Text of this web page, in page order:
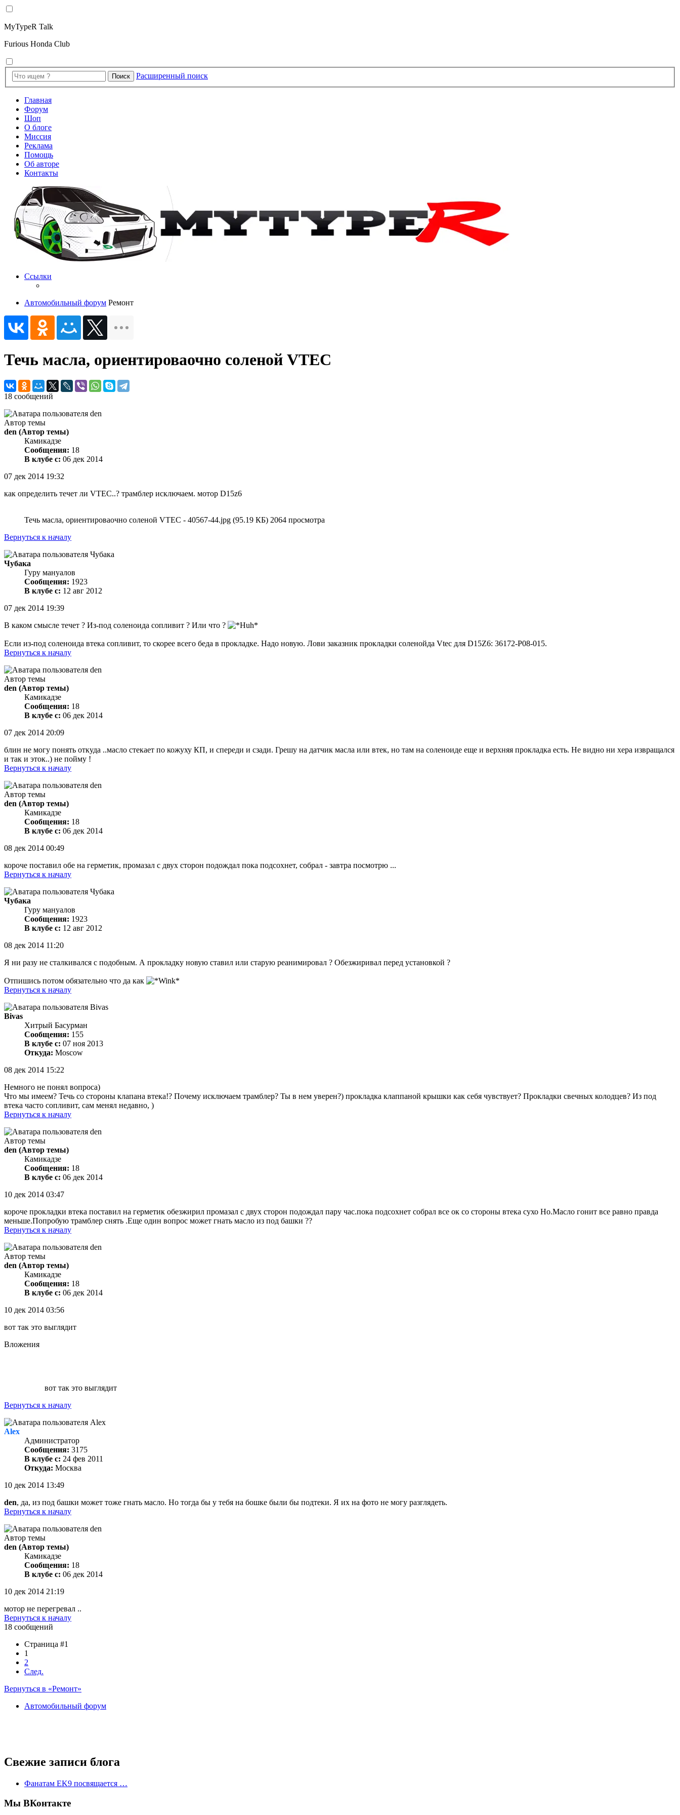
MyTypeR Talk
Furious Honda Club
Поиск Расширенный поиск
Главная
Форум
Шоп
О блоге
Миссия
Реклама
Помощь
Об авторе
Контакты
Ссылки
Автомобильный форум Ремонт
Течь масла, ориентироваочно соленой VTEC
18 сообщений
Автор темы
den (Автор темы)
Камикадзе
Сообщения: 18
В клубе с: 06 дек 2014
07 дек 2014 19:32
как определить течет ли VTEC..? трамблер исключаем. мотор D15z6
Течь масла, ориентироваочно соленой VTEC - 40567-44.jpg (95.19 КБ) 2064 просмотра
Вернуться к началу
Чубака
Гуру мануалов
Сообщения: 1923
В клубе с: 12 авг 2012
07 дек 2014 19:39
В каком смысле течет ? Из-под соленоида сопливит ? Или что ?
Если из-под соленоида втека сопливит, то скорее всего беда в прокладке. Надо новую. Лови заказник прокладки соленойда Vtec для D15Z6: 36172-P08-015.
Вернуться к началу
Автор темы
den (Автор темы)
Камикадзе
Сообщения: 18
В клубе с: 06 дек 2014
07 дек 2014 20:09
блин не могу понять откуда ..масло стекает по кожуху КП, и спереди и сзади. Грешу на датчик масла или втек, но там на соленоиде еще и верхняя прокладка есть. Не видно ни хера извращался
и так и эток..) не пойму !
Вернуться к началу
Автор темы
den (Автор темы)
Камикадзе
Сообщения: 18
В клубе с: 06 дек 2014
08 дек 2014 00:49
короче поставил обе на герметик, промазал с двух сторон подождал пока подсохнет, собрал - завтра посмотрю ...
Вернуться к началу
Чубака
Гуру мануалов
Сообщения: 1923
В клубе с: 12 авг 2012
08 дек 2014 11:20
Я ни разу не сталкивался с подобным. А прокладку новую ставил или старую реанимировал ? Обезжиривал перед установкой ?
Отпишись потом обязательно что да как
Вернуться к началу
Bivas
Хитрый Басурман
Сообщения: 155
В клубе с: 07 ноя 2013
Откуда: Moscow
08 дек 2014 15:22
Немного не понял вопроса)
Что мы имеем? Течь со стороны клапана втека!? Почему исключаем трамблер? Ты в нем уверен?) прокладка клаппаной крышки как себя чувствует? Прокладки свечных колодцев? Из под
втека часто сопливит, сам менял недавно, )
Вернуться к началу
Автор темы
den (Автор темы)
Камикадзе
Сообщения: 18
В клубе с: 06 дек 2014
10 дек 2014 03:47
короче прокладки втека поставил на герметик обезжирил промазал с двух сторон подождал пару час.пока подсохнет собрал все ок со стороны втека сухо Но.Масло гонит все равно правда
меньше.Попробую трамблер снять .Еще один вопрос может гнать масло из под башки ??
Вернуться к началу
Автор темы
den (Автор темы)
Камикадзе
Сообщения: 18
В клубе с: 06 дек 2014
10 дек 2014 03:56
вот так это выглядит
Вложения
вот так это выглядит
Вернуться к началу
Alex
Администратор
Сообщения: 3175
В клубе с: 24 фев 2011
Откуда: Москва
10 дек 2014 13:49
den, да, из под башки может тоже гнать масло. Но тогда бы у тебя на бошке были бы подтеки. Я их на фото не могу разглядеть.
Вернуться к началу
Автор темы
den (Автор темы)
Камикадзе
Сообщения: 18
В клубе с: 06 дек 2014
10 дек 2014 21:19
мотор не перегревал ..
Вернуться к началу
18 сообщений
Страница #1
1
2
След.
Вернуться в «Ремонт»
Автомобильный форум
Свежие записи блога
Фанатам EK9 посвящается …
Мы ВКонтакте